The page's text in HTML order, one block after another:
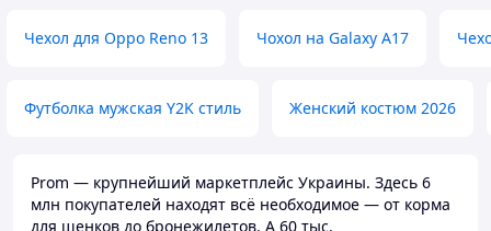
Чехол для Oppo Reno 13 Чохол на Galaxy A17
Футболка мужская Y2K стиль Женский костюм 2026
Prom — крупнейший маркетплейс Украины. Здесь 6
млн покупателей находят всё необходимое — от корма
для щенков до бронежилетов. А 60 тыс.